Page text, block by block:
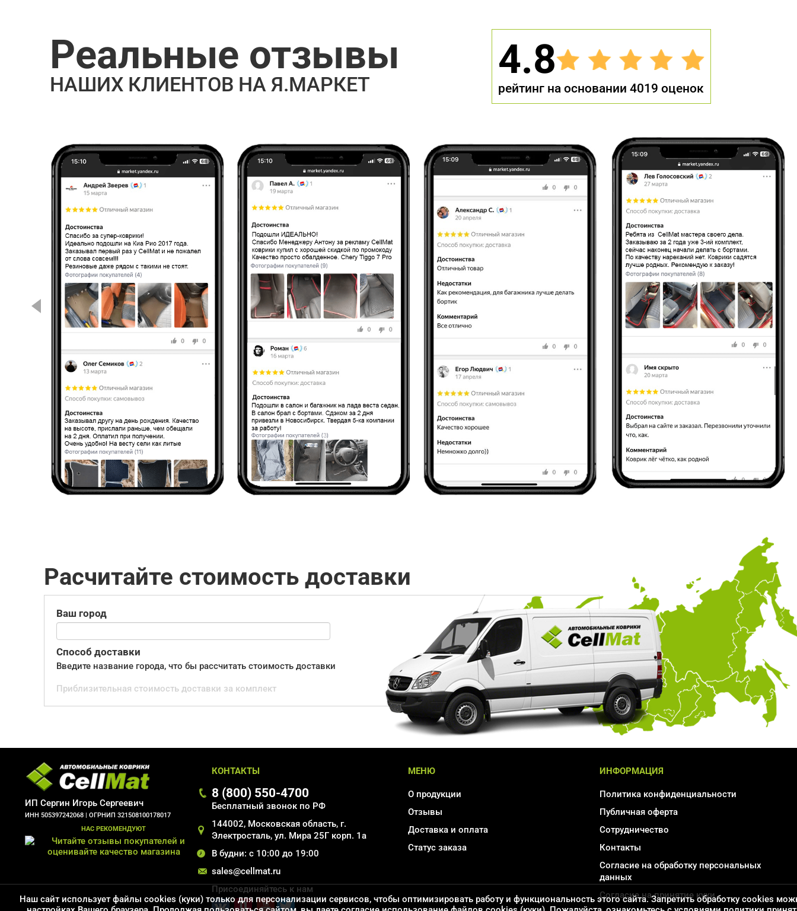
Реальные отзывы
НАШИХ КЛИЕНТОВ НА Я.МАРКЕТ
4.8
рейтинг на основании 4019 оценок
Расчитайте стоимость доставки
Ваш город
Способ доставки
Введите название города, что бы рассчитать стоимость доставки
Приблизительная стоимость доставки за комплект
ИП Сергин Игорь Сергеевич
ИНН 505397242068 | ОГРНИП 321508100178017
НАС РЕКОМЕНДУЮТ
КОНТАКТЫ
8 (800) 550-4700
Бесплатный звонок по РФ
144002, Московская область, г.
Электросталь, ул. Мира 25Г корп. 1а
В будни: с 10:00 до 19:00
sales@cellmat.ru
Присоединяйтесь к нам
МЕНЮ
О продукции
Отзывы
Доставка и оплата
Статус заказа
ИНФОРМАЦИЯ
Политика конфиденциальности
Публичная оферта
Сотрудничество
Контакты
Согласие на обработку персональных
данных
Соглаcие на принятие куки
Наш сайт использует файлы cookies (куки) только для персонализации сервисов, чтобы оптимизировать работу и функциональность этого сайта. Запретить обработку cookies